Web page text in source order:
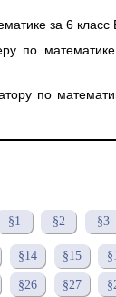
за 6
по
по
§1 §2 §3
§14 §15
§26 §27